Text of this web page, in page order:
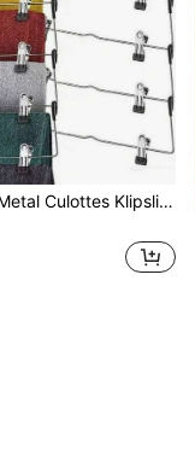
1 Adet 6 Katlı Metal Culottes Klipsli Pantolon Askısı, Çok Fonksiyonlu Depolama Askısı - Dayanıklı Çok Katlı Culottes Düzenleyici, Gardırop ve Dolaplar İçin Yer Tasarruflu Çok Katlı Kıyafet Depolama Rafı, Kot Pantolon, Etek, İç Çamaşırı vb. Tutabilir, Kenarları Yapıştırılmış